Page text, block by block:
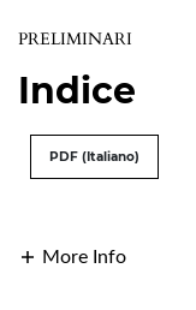
PRELIMINARI
Indice
PDF (Italiano)
More Info